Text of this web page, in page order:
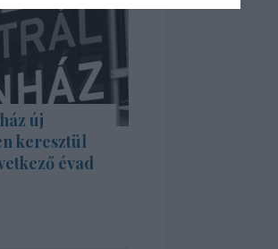
új
keresztül
évad